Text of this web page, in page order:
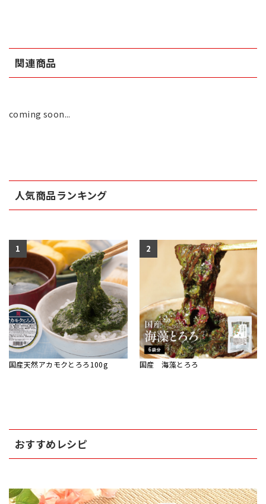
関連商品
coming soon...
人気商品ランキング
1
国産天然アカモクとろろ100g
2
国産 海藻とろろ
おすすめレシピ